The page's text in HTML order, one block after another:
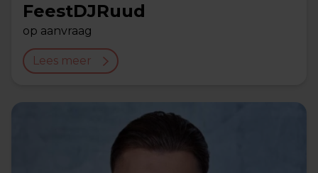
FeestDJRuud
op aanvraag
Lees meer